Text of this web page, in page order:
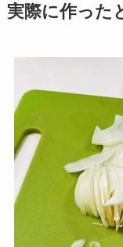
実際に作った